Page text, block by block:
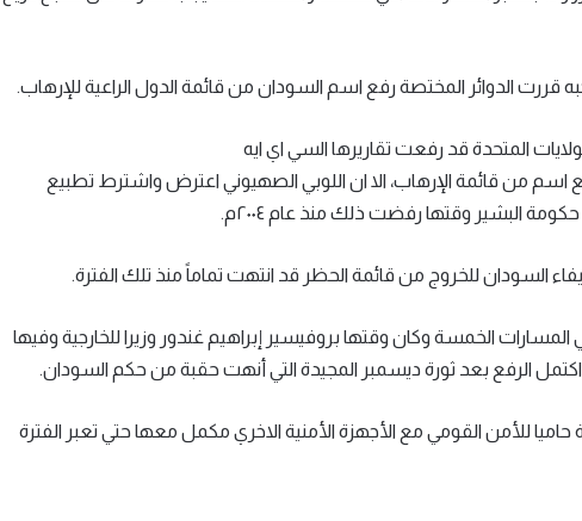
قررت الدوائر المختصة رفع اسم السودان من قائمة الدول الراعية للإرهاب.
المتحدة قد رفعت تقاريرها السي اي ايه
اسم من قائمة الإرهاب، الا ان اللوبي الصهيوني اعترض واشترط تطبيع
البشير وقتها رفضت ذلك منذ عام ٢٠٠٤م.
السودان للخروج من قائمة الحظر قد انتهت تماماً منذ تلك الفترة.
المسارات الخمسة وكان وقتها بروفيسير إبراهيم غندور وزيرا للخارجية وفيها
الرفع بعد ثورة ديسمبر المجيدة التي أنهت حقبة من حكم السودان.
للأمن القومي مع الأجهزة الأمنية الاخري مكمل معها حتي تعبر الفترة
​وزير الحكم الاتحادي يبحث مع اتحاد جبال
النوبة قضايا السلام ودعم “معركة الكرامة”
​وزير الحكم الاتحادي يبحث مع اتحاد الشباب
الأعمال